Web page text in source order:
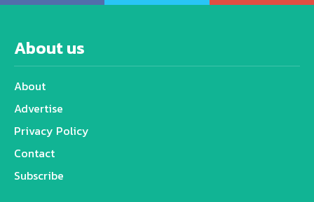
About us
About
Advertise
Privacy Policy
Contact
Subscribe